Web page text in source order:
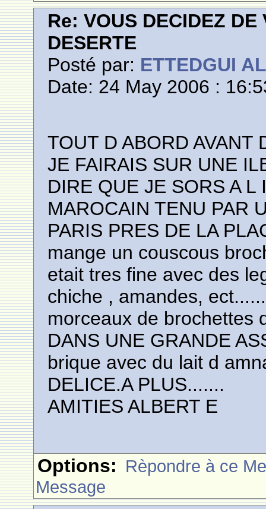
Re: VOUS DECIDEZ
DESERTE
Posté par: ETTEDGUI
Date: 24 May 2006 :
TOUT D ABORD AVANT
JE FAIRAIS SUR UNE
DIRE QUE JE SORS A L
MAROCAIN TENU PAR
PARIS PRES DE LA
mange un couscous
etait tres fine avec des
chiche , amandes,
morceaux de brochettes
DANS UNE GRANDE
brique avec du lait d
DELICE.A PLUS.......
AMITIES ALBERT E
Options: Rèpondre à ce
Message